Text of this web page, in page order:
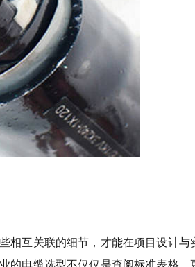
相互关联的细节，才能在项目设计与
的电缆选型不仅仅是查阅标准表格，